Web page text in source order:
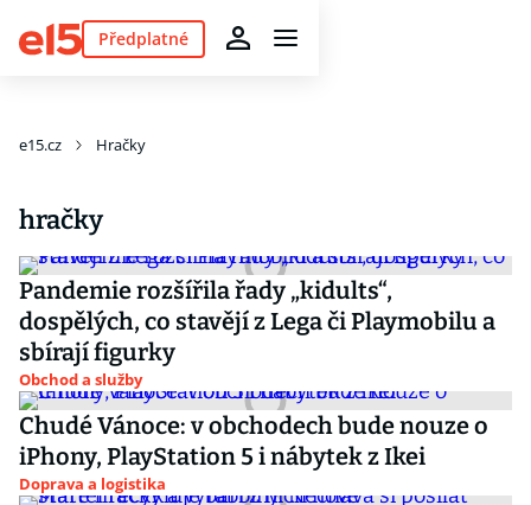
Předplatné
e15.cz Hračky
hračky
Pandemie rozšířila řady „kidults“,
dospělých, co stavějí z Lega či Playmobilu a
sbírají figurky
Obchod a služby
Chudé Vánoce: v obchodech bude nouze o
iPhony, PlayStation 5 i nábytek z Ikei
Doprava a logistika